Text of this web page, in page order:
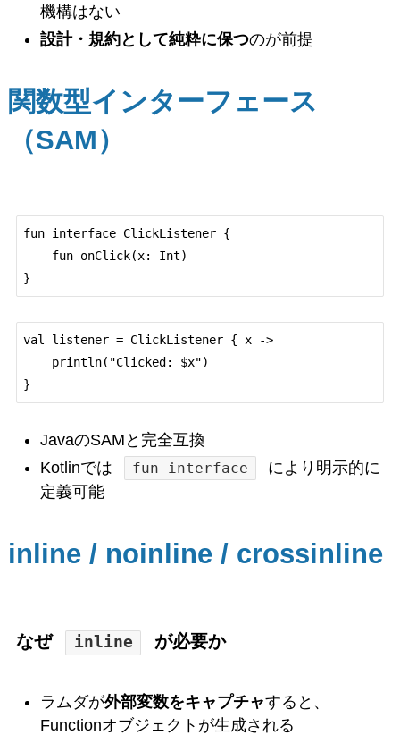
機構はない
設計・規約として純粋に保つのが前提
関数型インターフェース
（SAM）
fun interface ClickListener {
val listener = ClickListener { x ->
JavaのSAMと完全互換
Kotlinでは
fun interface
により明示的に
定義可能
inline / noinline / crossinline
なぜ inline が必要か
ラムダが外部変数をキャプチャすると、
Functionオブジェクトが生成される